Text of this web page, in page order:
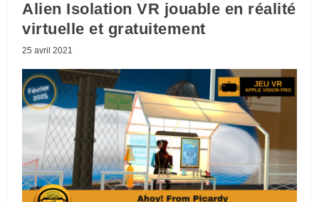
Alien Isolation VR jouable en réalité
virtuelle et gratuitement
25 avril 2021